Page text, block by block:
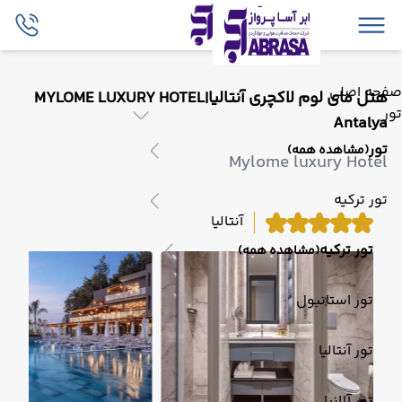
صفحه اصلی
تور
تور(مشاهده همه)
تور ترکیه
تور ترکیه(مشاهده همه)
تور استانبول
تور آنتالیا
هتل مای لوم لاکچری آنتالیا|MYLOME LUXURY HOTEL
Antalya
Mylome luxury Hotel
آنتالیا